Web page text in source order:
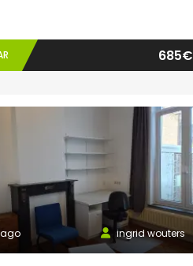
685€
ingrid wouters